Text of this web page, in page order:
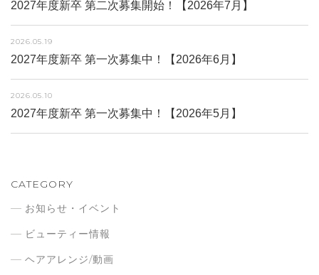
2027年度新卒 第二次募集開始！【2026年7月】
2026.05.19
2027年度新卒 第一次募集中！【2026年6月】
2026.05.10
2027年度新卒 第一次募集中！【2026年5月】
CATEGORY
お知らせ・イベント
ビューティー情報
ヘアアレンジ/動画